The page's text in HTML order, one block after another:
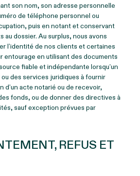
son nom, son adresse personnelle
de téléphone personnel ou
puis en notant et conservant
au dossier. Au surplus, nous avons
l’identité de nos clients et certaines
entourage en utilisant des documents
fiable et indépendante lorsqu’un
des services juridiques à fournir
d’un acte notarié ou de recevoir,
fonds, ou de donner des directives à
sauf exception prévues par
REFUS ET